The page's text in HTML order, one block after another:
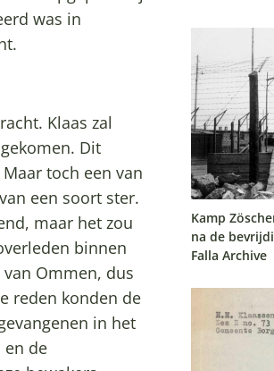
was in
Klaas zal
Dit
toch een van
een soort ster.
maar het zou
binnen
Ommen, dus
reden konden de
in het
en de
Kamp
na de
Falla Archive